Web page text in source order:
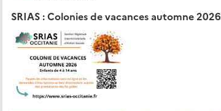
SRIAS : Colonies de vacances automne 2026